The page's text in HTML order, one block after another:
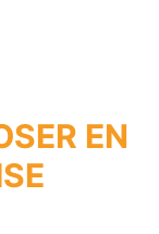
EN